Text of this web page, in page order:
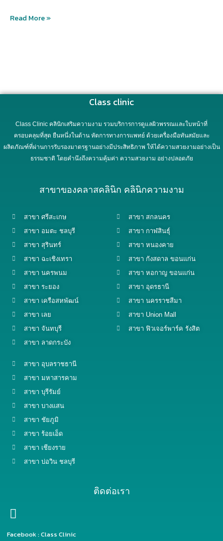
Read More »
Class clinic
Class Clinic คลินิกเสริมความงาม รวมบริการการดูแลผิวพรรณและใบหน้าที่
ครอบคลุมที่สุด ยืนหนึ่งในด้าน หัตการทางการแพทย์ ด้วยเครื่องมือทันสมัยและ
ผลิตภัณฑ์ที่ผ่านการรับรองมาตรฐานอย่างมีประสิทธิภาพ ให้ได้ความสวยงามอย่างเป็น
ธรรมชาติ โดยคำนึงถึงความคุ้มค่า ความสวยงาม อย่างปลอดภัย
สาขาของคลาสคลินิก คลินิกความงาม
สาขา ศรีสะเกษ
สาขา อมตะ ชลบุรี
สาขา สุรินทร์
สาขา ฉะเชิงเทรา
สาขา นครพนม
สาขา ระยอง
สาขา เครือสหพัฒน์
สาขา เลย
สาขา จันทบุรี
สาขา ลาดกระบัง
สาขา สกลนคร
สาขา กาฬสินธุ์
สาขา หนองคาย
สาขา กังสดาล ขอนแก่น
สาขา หอกาญ ขอนแก่น
สาขา อุดรธานี
สาขา นครราชสีมา
สาขา Union Mall
สาขา ฟิวเจอร์พาร์ค รังสิต
สาขา อุบลราชธานี
สาขา มหาสารคาม
สาขา บุรีรัมย์
สาขา บางแสน
สาขา ชัยภูมิ
สาขา ร้อยเอ็ด
สาขา เชียงราย
สาขา บ่อวิน ชลบุรี
ติดต่อเรา
Facebook : Class Clinic